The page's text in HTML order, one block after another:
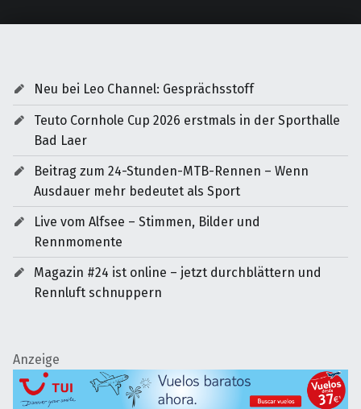
Neu bei Leo Channel: Gesprächsstoff
Teuto Cornhole Cup 2026 erstmals in der Sporthalle
Bad Laer
Beitrag zum 24-Stunden-MTB-Rennen – Wenn
Ausdauer mehr bedeutet als Sport
Live vom Alfsee – Stimmen, Bilder und
Rennmomente
Magazin #24 ist online – jetzt durchblättern und
Rennluft schnuppern
Anzeige